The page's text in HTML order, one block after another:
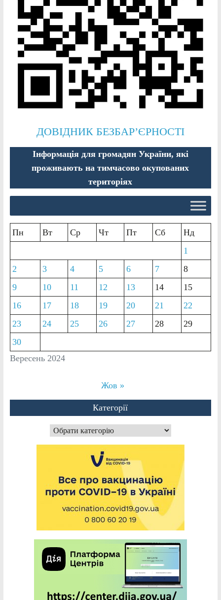
ДОВІДНИК БЕЗБАР’ЄРНОСТІ
Інформація для громадян України, які
проживають на тимчасово окупованих
територіях
Вересень 2024
Пн Вт Ср Чт Пт Сб
Нд
1
2
3 4 5 6 7
8
9
10 11 12 13 14
15
16
17 18 19 20 21
22
23
24 25 26 27 28
29
30
Жов »
Категорії
Категорії